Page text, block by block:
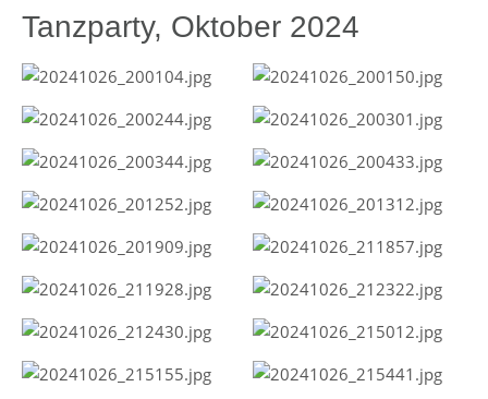
Tanzparty, Oktober 2024